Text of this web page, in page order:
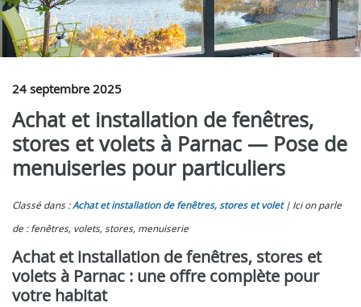
24 septembre 2025
Achat et installation de fenêtres,
stores et volets à Parnac — Pose de
menuiseries pour particuliers
Classé dans :Achat et installation de fenêtres, stores et volet
Ici on parle
de : fenêtres, volets, stores, menuiserie
Achat et installation de fenêtres, stores et
volets à Parnac : une offre complète pour
votre habitat